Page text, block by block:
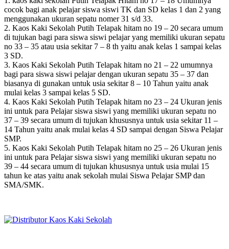
cocok bagi anak pelajar siswa siswi TK dan SD kelas 1 dan 2 yang
menggunakan ukuran sepatu nomer 31 s/d 33.
2. Kaos Kaki Sekolah Putih Telapak hitam no 19 – 20 secara umum
di tujukan bagi para siswa siswi pelajar yang memiliki ukuran sepatu
no 33 – 35 atau usia sekitar 7 – 8 th yaitu anak kelas 1 sampai kelas
3 SD.
3. Kaos Kaki Sekolah Putih Telapak hitam no 21 – 22 umumnya
bagi para siswa siswi pelajar dengan ukuran sepatu 35 – 37 dan
biasanya di gunakan untuk usia sekitar 8 – 10 Tahun yaitu anak
mulai kelas 3 sampai kelas 5 SD.
4. Kaos Kaki Sekolah Putih Telapak hitam no 23 – 24 Ukuran jenis
ini untuk para Pelajar siswa siswi yang memiliki ukuran sepatu no
37 – 39 secara umum di tujukan khususnya untuk usia sekitar 11 –
14 Tahun yaitu anak mulai kelas 4 SD sampai dengan Siswa Pelajar
SMP.
5. Kaos Kaki Sekolah Putih Telapak hitam no 25 – 26 Ukuran jenis
ini untuk para Pelajar siswa siswi yang memiliki ukuran sepatu no
39 – 44 secara umum di tujukan khususnya untuk usia mulai 15
tahun ke atas yaitu anak sekolah mulai Siswa Pelajar SMP dan
SMA/SMK.